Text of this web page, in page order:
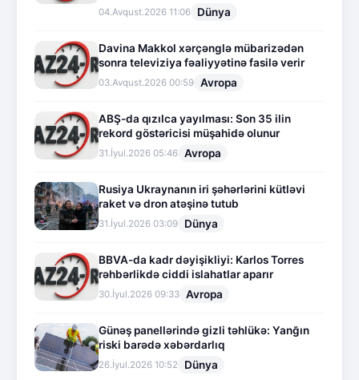
04.Avqust.2026 11:06 Dünya
Davina Makkol xərçənglə mübarizədən
sonra televiziya fəaliyyətinə fasilə verir
03.Avqust.2026 00:59 Avropa
ABŞ-da qızılca yayılması: Son 35 ilin
rekord göstəricisi müşahidə olunur
31.İyul.2026 05:46 Avropa
Rusiya Ukraynanın iri şəhərlərini kütləvi
raket və dron atəşinə tutub
31.İyul.2026 03:09 Dünya
BBVA-da kadr dəyişikliyi: Karlos Torres
rəhbərlikdə ciddi islahatlar aparır
30.İyul.2026 09:33 Avropa
Günəş panellərində gizli təhlükə: Yanğın
riski barədə xəbərdarlıq
26.İyul.2026 10:52 Dünya